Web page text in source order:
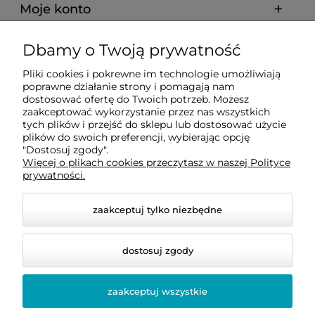
Moje konto
Dostawa i płatności
O firmie
Obsługiwane metody płatności elektronicznych
© 2026 bellastoria.pl. Wszelkie prawa zastrzeżone.
Dbamy o Twoją prywatność
Pliki cookies i pokrewne im technologie umożliwiają
poprawne działanie strony i pomagają nam
dostosować ofertę do Twoich potrzeb. Możesz
zaakceptować wykorzystanie przez nas wszystkich
tych plików i przejść do sklepu lub dostosować użycie
plików do swoich preferencji, wybierając opcję
"Dostosuj zgody".
Więcej o plikach cookies przeczytasz w naszej Polityce
prywatności.
zaakceptuj tylko niezbędne
dostosuj zgody
zaakceptuj wszystkie